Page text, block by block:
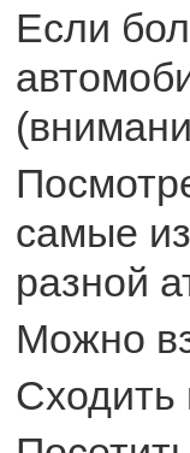
Если
самые
разной
Можно
Сходить